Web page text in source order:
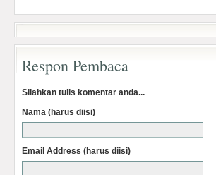
Respon Pembaca
Silahkan tulis komentar anda...
Nama (harus diisi)
Email Address (harus diisi)